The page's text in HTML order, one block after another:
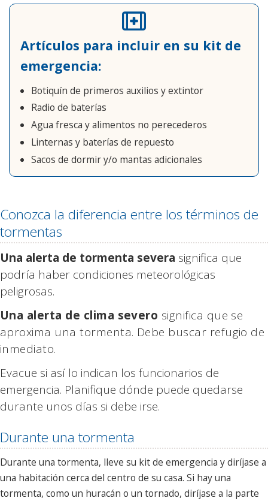
Artículos para incluir en su kit de
emergencia:
Botiquín de primeros auxilios y extintor
Radio de baterías
Agua fresca y alimentos no perecederos
Linternas y baterías de repuesto
Sacos de dormir y/o mantas adicionales
Conozca la diferencia entre los términos de
tormentas
Una alerta de tormenta severa significa que
podría haber condiciones meteorológicas
peligrosas.
Una alerta de clima severo significa que se
aproxima una tormenta. Debe buscar refugio de
inmediato.
Evacue si así lo indican los funcionarios de
emergencia. Planifique dónde puede quedarse
durante unos días si debe irse.
Durante una tormenta
Durante una tormenta, lleve su kit de emergencia y diríjase a
una habitación cerca del centro de su casa. Si hay una
tormenta, como un huracán o un tornado, diríjase a la parte